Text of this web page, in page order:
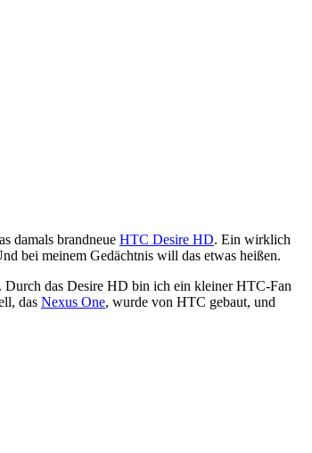
damals brandneue HTC Desire HD. Ein wirklich
bei meinem Gedächtnis will das etwas heißen.
Durch das Desire HD bin ich ein kleiner HTC-Fan
das Nexus One, wurde von HTC gebaut, und